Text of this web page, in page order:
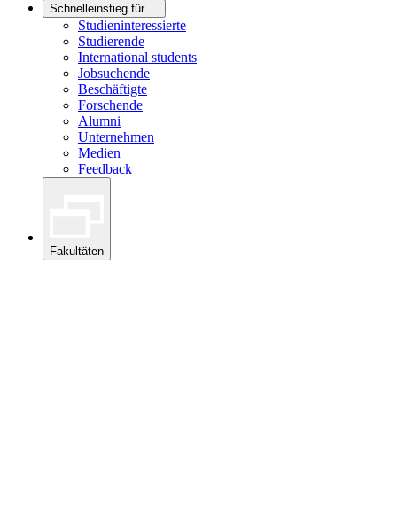
Schnelleinstieg für ...
Studieninteressierte
Studierende
International students
Jobsuchende
Beschäftigte
Forschende
Alumni
Unternehmen
Medien
Feedback
Fakultäten